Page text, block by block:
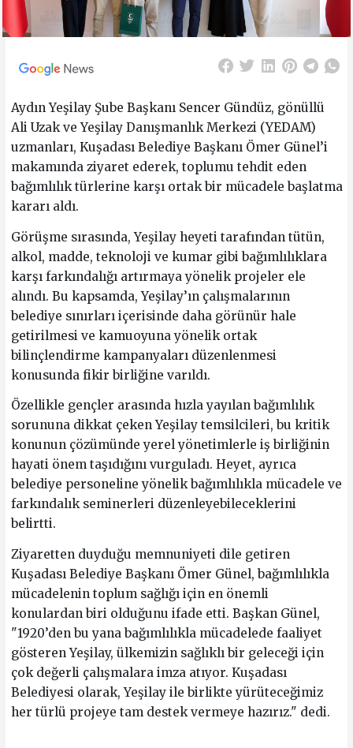
Aydın Yeşilay Şube Başkanı Sencer Gündüz, gönüllü
Ali Uzak ve Yeşilay Danışmanlık Merkezi (YEDAM)
uzmanları, Kuşadası Belediye Başkanı Ömer Günel’i
makamında ziyaret ederek, toplumu tehdit eden
bağımlılık türlerine karşı ortak bir mücadele başlatma
kararı aldı.
Görüşme sırasında, Yeşilay heyeti tarafından tütün,
alkol, madde, teknoloji ve kumar gibi bağımlılıklara
karşı farkındalığı artırmaya yönelik projeler ele
alındı. Bu kapsamda, Yeşilay’ın çalışmalarının
belediye sınırları içerisinde daha görünür hale
getirilmesi ve kamuoyuna yönelik ortak
bilinçlendirme kampanyaları düzenlenmesi
konusunda fikir birliğine varıldı.
Özellikle gençler arasında hızla yayılan bağımlılık
sorununa dikkat çeken Yeşilay temsilcileri, bu kritik
konunun çözümünde yerel yönetimlerle iş birliğinin
hayati önem taşıdığını vurguladı. Heyet, ayrıca
belediye personeline yönelik bağımlılıkla mücadele ve
farkındalık seminerleri düzenleyebileceklerini
belirtti.
Ziyaretten duyduğu memnuniyeti dile getiren
Kuşadası Belediye Başkanı Ömer Günel, bağımlılıkla
mücadelenin toplum sağlığı için en önemli
konulardan biri olduğunu ifade etti. Başkan Günel,
"1920’den bu yana bağımlılıkla mücadelede faaliyet
gösteren Yeşilay, ülkemizin sağlıklı bir geleceği için
çok değerli çalışmalara imza atıyor. Kuşadası
Belediyesi olarak, Yeşilay ile birlikte yürüteceğimiz
her türlü projeye tam destek vermeye hazırız." dedi.